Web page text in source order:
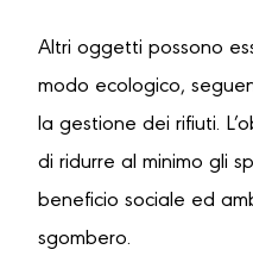
Altri oggetti possono
modo ecologico,
la gestione dei rifiuti.
di ridurre al minimo gli
beneficio sociale ed
sgombero.